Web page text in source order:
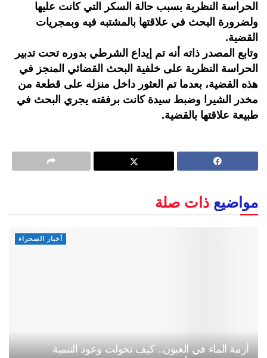
الحراسة النظرية بسبب حالة السكر التي كانت عليها
ولضرورة البحث في علاقتها بالمشتبه فيه وبمجريات
القضية.
وتابع المصدر ذاته أنه تم إيداع الشرطي بدوره تحت تدبير
الحراسة النظرية على خلفية البحث القضائي المنجز في
هذه القضية، بعدما تم العثور داخل منزله على قطعة من
مخدر الشيرا وضبط سيدة كانت برفقته يجري البحث في
طبيعة علاقتها بالقضية.
مواضيع ذات صلة
أخبار الصحراء
أزمة الماء في العيون.. كيف تحولت وعود التنمية